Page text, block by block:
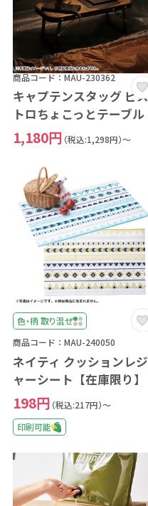
商品コード：MAU-230362
キャプテンスタッグ ビス
トロちょこっとテーブル
1,180円 （税込:1,298円）～
色・柄 取り混ぜ
商品コード：MAU-240050
ネイティ クッションレジ
ャーシート【在庫限り】
198円 （税込:217円）～
印刷可能